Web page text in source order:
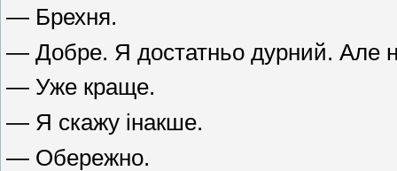
— Брехня.
— Добре. Я достатньо дурний. Але
— Уже краще.
— Я скажу інакше.
— Обережно.